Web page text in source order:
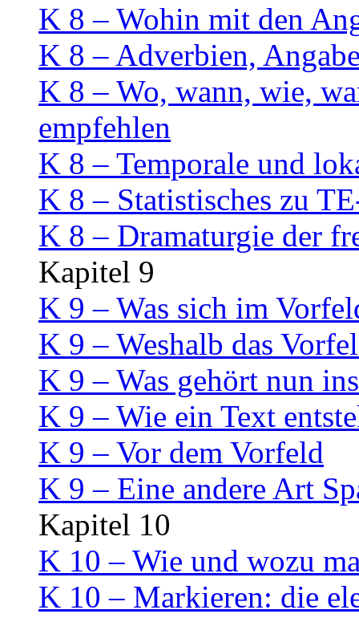
K 8 – Wohin mit den
K 8 – Adverbien,
K 8 – Wo, wann, wie,
empfehlen
K 8 – Temporale und
K 8 – Statistisches zu
K 8 – Dramaturgie der
Kapitel 9
K 9 – Was sich im
K 9 – Weshalb das
K 9 – Was gehört nun
K 9 – Wie ein Text
K 9 – Vor dem Vorfeld
K 9 – Eine andere Art
Kapitel 10
K 10 – Wie und wozu
K 10 – Markieren: die